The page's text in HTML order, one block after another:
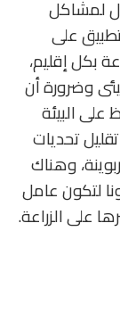
لمشاكل
على
بكل إقليم،
وضرورة أن
على البيئة
تحديات
وهناك
لتكون عامل
على الزراعة.